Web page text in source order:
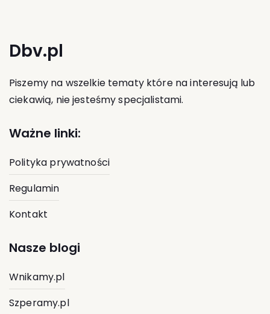
Dbv.pl
Piszemy na wszelkie tematy które na interesują lub
ciekawią, nie jesteśmy specjalistami.
Ważne linki:
Polityka prywatności
Regulamin
Kontakt
Nasze blogi
Wnikamy.pl
Szperamy.pl